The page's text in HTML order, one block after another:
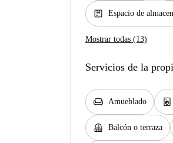
package Espacio de
Mostrar todas (13)
Servicios de la
chair Amueblado local_laundry_service
balcony Balcón o terraza